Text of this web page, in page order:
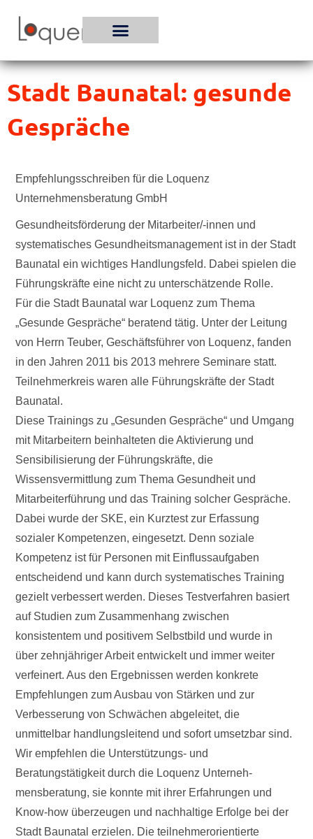
Inhalt
Stadt Baunatal: gesunde
Gespräche
Empfehlungsschreiben für die Loquenz
Unternehmensberatung GmbH
Gesundheitsförderung der Mitarbeiter/-innen und
systematisches Gesundheitsmanagement ist in der Stadt
Baunatal ein wichtiges Handlungsfeld. Dabei spielen die
Führungskräfte eine nicht zu unterschätzende Rolle.
Für die Stadt Baunatal war Loquenz zum Thema
„Gesunde Gespräche“ beratend tätig. Unter der Leitung
von Herrn Teuber, Geschäftsführer von Loquenz, fanden
in den Jahren 2011 bis 2013 mehrere Seminare statt.
Teilnehmerkreis waren alle Führungskräfte der Stadt
Baunatal.
Diese Trainings zu „Gesunden Gespräche“ und Umgang
mit Mitarbeitern beinhalteten die Aktivierung und
Sensibilisierung der Führungskräfte, die
Wissensvermittlung zum Thema Gesundheit und
Mitarbeiterführung und das Training solcher Gespräche.
Dabei wurde der SKE, ein Kurztest zur Erfassung
sozialer Kompetenzen, eingesetzt. Denn soziale
Kompetenz ist für Personen mit Einflussaufgaben
entscheidend und kann durch systematisches Training
gezielt verbessert werden. Dieses Testverfahren basiert
auf Studien zum Zusammenhang zwischen
konsistentem und positivem Selbstbild und wurde in
über zehnjähriger Arbeit entwickelt und immer weiter
verfeinert. Aus den Ergebnissen werden konkrete
Empfehlungen zum Ausbau von Stärken und zur
Verbesserung von Schwächen abgeleitet, die
unmittelbar handlungsleitend und sofort umsetzbar sind.
Wir empfehlen die Unterstützungs- und
Beratungstätigkeit durch die Loquenz Unterneh-
mensberatung, sie konnte mit ihrer Erfahrungen und
Know-how überzeugen und nachhaltige Erfolge bei der
Stadt Baunatal erzielen. Die teilnehmerorientierte